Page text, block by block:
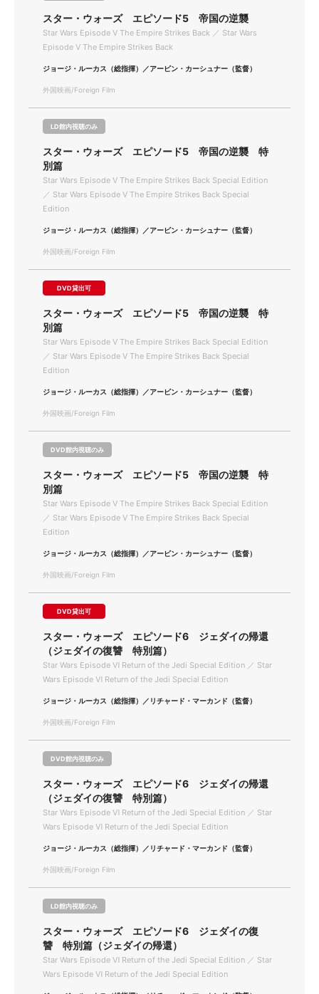
スター・ウォーズ エピソード5 帝国の逆襲
Star Wars Episode Ⅴ The Empire Strikes Back ／ Star Wars
Episode Ⅴ The Empire Strikes Back
ジョージ・ルーカス（総指揮）／アービン・カーシュナー（監督）
外国映画/Foreign Film
LD館内視聴のみ
スター・ウォーズ エピソード5 帝国の逆襲 特
別篇
Star Wars Episode Ⅴ The Empire Strikes Back Special Edition
／ Star Wars Episode Ⅴ The Empire Strikes Back Special
Edition
ジョージ・ルーカス（総指揮）／アービン・カーシュナー（監督）
外国映画/Foreign Film
DVD貸出可
スター・ウォーズ エピソード5 帝国の逆襲 特
別篇
Star Wars Episode Ⅴ The Empire Strikes Back Special Edition
／ Star Wars Episode Ⅴ The Empire Strikes Back Special
Edition
ジョージ・ルーカス（総指揮）／アービン・カーシュナー（監督）
外国映画/Foreign Film
DVD館内視聴のみ
スター・ウォーズ エピソード5 帝国の逆襲 特
別篇
Star Wars Episode Ⅴ The Empire Strikes Back Special Edition
／ Star Wars Episode Ⅴ The Empire Strikes Back Special
Edition
ジョージ・ルーカス（総指揮）／アービン・カーシュナー（監督）
外国映画/Foreign Film
DVD貸出可
スター・ウォーズ エピソード6 ジェダイの帰還
（ジェダイの復讐 特別篇）
Star Wars Episode Ⅵ Return of the Jedi Special Edition ／ Star
Wars Episode Ⅵ Return of the Jedi Special Edition
ジョージ・ルーカス（総指揮）／リチャード・マーカンド（監督）
外国映画/Foreign Film
DVD館内視聴のみ
スター・ウォーズ エピソード6 ジェダイの帰還
（ジェダイの復讐 特別篇）
Star Wars Episode Ⅵ Return of the Jedi Special Edition ／ Star
Wars Episode Ⅵ Return of the Jedi Special Edition
ジョージ・ルーカス（総指揮）／リチャード・マーカンド（監督）
外国映画/Foreign Film
LD館内視聴のみ
スター・ウォーズ エピソード6 ジェダイの復
讐 特別篇（ジェダイの帰還）
Star Wars Episode Ⅵ Return of the Jedi Special Edition ／ Star
Wars Episode Ⅵ Return of the Jedi Special Edition